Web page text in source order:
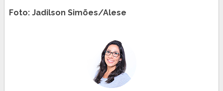
Foto: Jadilson Simões/Alese